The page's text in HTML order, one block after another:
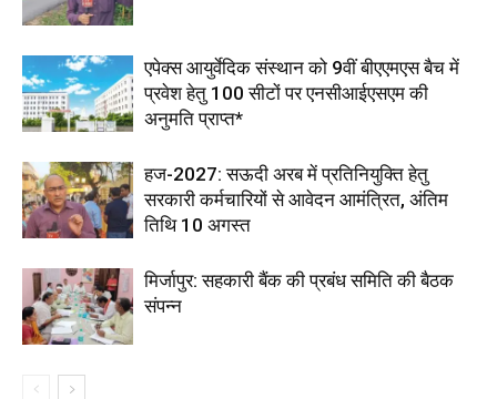
एपेक्स आयुर्वेदिक संस्थान को 9वीं बीएएमएस बैच में
प्रवेश हेतु 100 सीटों पर एनसीआईएसएम की
अनुमति प्राप्त*
हज-2027: सऊदी अरब में प्रतिनियुक्ति हेतु
सरकारी कर्मचारियों से आवेदन आमंत्रित, अंतिम
तिथि 10 अगस्त
मिर्जापुर: सहकारी बैंक की प्रबंध समिति की बैठक
संपन्न